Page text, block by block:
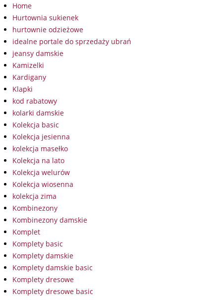
Home
Hurtownia sukienek
hurtownie odzieżowe
idealne portale do sprzedaży ubrań
jeansy damskie
Kamizelki
Kardigany
Klapki
kod rabatowy
kolarki damskie
Kolekcja basic
Kolekcja jesienna
kolekcja masełko
Kolekcja na lato
Kolekcja welurów
Kolekcja wiosenna
kolekcja zima
Kombinezony
Kombinezony damskie
Komplet
Komplety basic
Komplety damskie
Komplety damskie basic
Komplety dresowe
Komplety dresowe basic